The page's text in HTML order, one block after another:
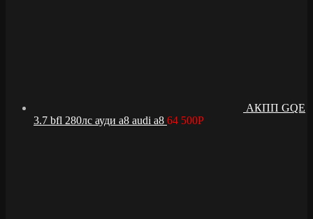
АКПП GQE
3.7 bfl 280лс ауди а8 audi a8 64 500Р